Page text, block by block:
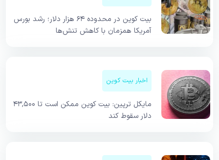
بیت کوین در محدوده ۶۴ هزار دلار؛ رشد بورس
آمریکا همزمان با کاهش تنش‌ها
اخبار بیت کوین
مایکل ترپین: بیت کوین ممکن است تا ۴۳,۵۰۰
دلار سقوط کند